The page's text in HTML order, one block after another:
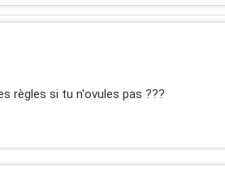
règles si tu n'ovules pas ???